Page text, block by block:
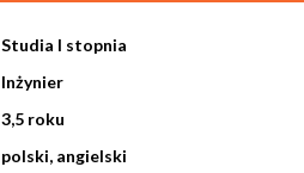
Studia I stopnia
Inżynier
3,5 roku
polski, angielski